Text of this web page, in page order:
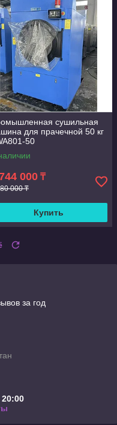
сушильная
для прачечной 50 кг
50
000 ₸
000 ₸
Купить
за год